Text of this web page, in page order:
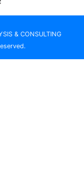
& CONSULTING